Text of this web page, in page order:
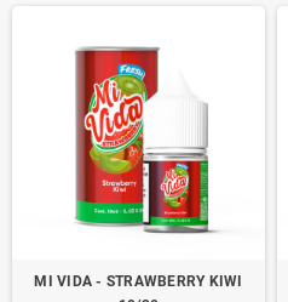
MI VIDA - STRAWBERRY KIWI